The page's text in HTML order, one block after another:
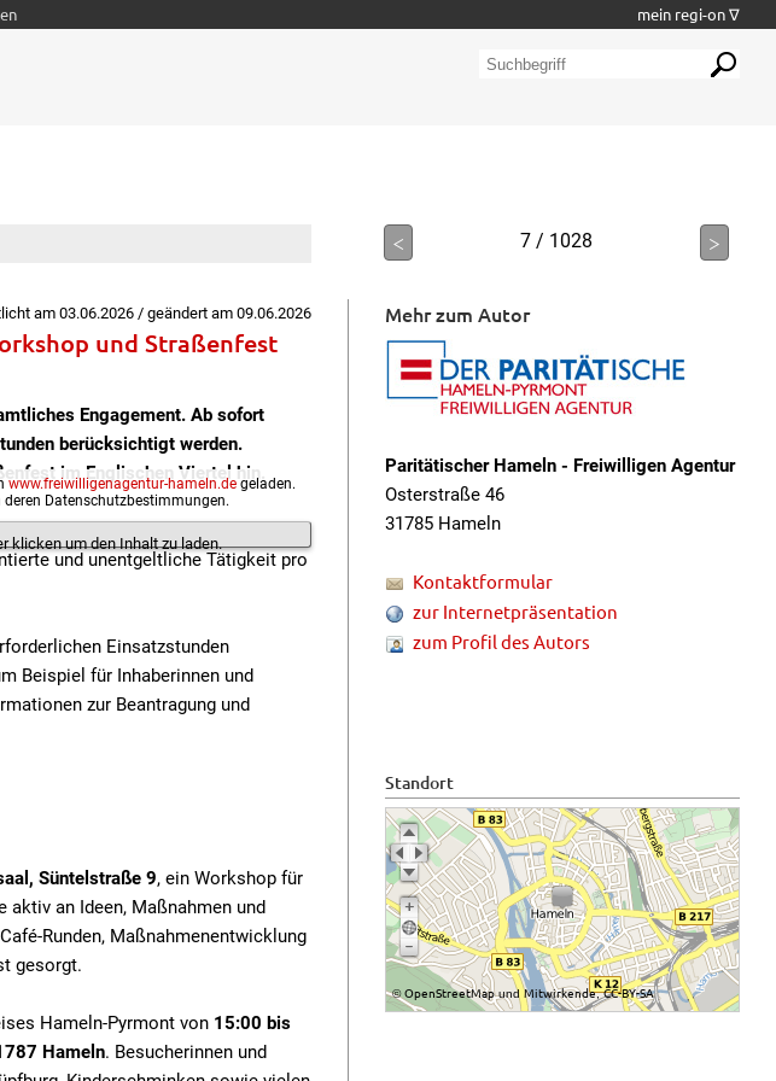
< 7 / 1028 >
am 03.06.2026 / geändert am 09.06.2026
und Straßenfest
Engagement. Ab sofort
berücksichtigt werden.
im Englischen Viertel hin.
klicken um den Inhalt zu laden.
www.freiwilligenagentur-hameln.degeladen.
deren Datenschutzbestimmungen.
und unentgeltliche Tätigkeit pro
Einsatzstunden
Beispiel für Inhaberinnen und
zur Beantragung und
Süntelstraße 9, ein Workshop für
aktiv an Ideen, Maßnahmen und
Runden, Maßnahmenentwicklung
gesorgt.
Hameln-Pyrmont von 15:00 bis
Hameln. Besucherinnen und
Mehr zum Autor
Paritätischer Hameln - Freiwilligen Agentur
Osterstraße 46
31785 Hameln
Kontaktformular
zur Internetpräsentation
zum Profil des Autors
Standort
©OpenStreetMapund Mitwirkende,CC-BY-SA
mein regi-on ∇